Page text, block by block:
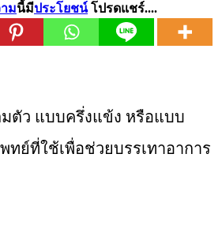
มนี้มีประโยชน์โปรดแชร์....
ตัว แบบครึ่งแข้ง หรือแบบ
ย์ที่ใช้เพื่อช่วยบรรเทาอาการ